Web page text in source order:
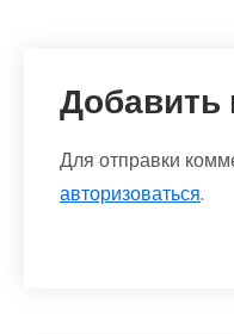
Добавить
Для отправки
авторизоваться.